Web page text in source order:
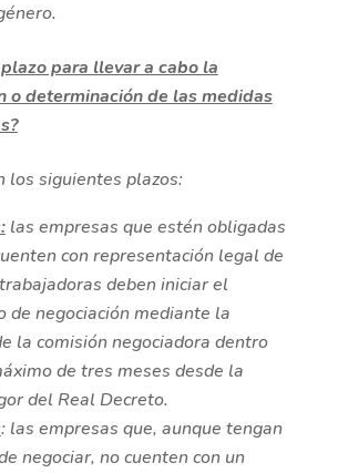
para llevar a cabo la
o determinación de las medidas
los siguientes plazos:
las empresas que estén obligadas
con representación legal de
deben iniciar el
de negociación mediante la
la comisión negociadora dentro
de tres meses desde la
del Real Decreto.
: las empresas que, aunque tengan
negociar, no cuenten con un